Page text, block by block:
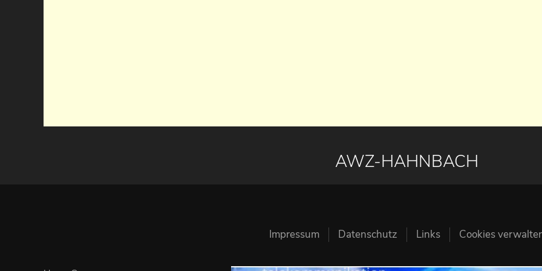
AWZ-HAHNBACH
Impressum Datenschutz Links Cookies